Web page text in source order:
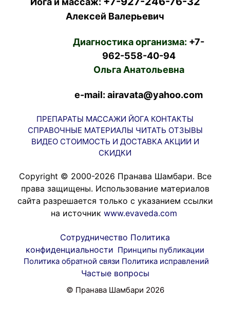
Алексей Валерьевич
Диагностика организма: +7-
962-558-40-94
Ольга Анатольевна
e-mail: airavata@yahoo.com
ПРЕПАРАТЫ МАССАЖИ ЙОГА КОНТАКТЫ
СПРАВОЧНЫЕ МАТЕРИАЛЫ ЧИТАТЬ ОТЗЫВЫ
ВИДЕО СТОИМОСТЬ И ДОСТАВКА АКЦИИ И
СКИДКИ
Copyright © 2000-2026 Пранава Шамбари. Все
права защищены. Использование материалов
сайта разрешается только с указанием ссылки
на источник www.evaveda.com
Сотрудничество Политика
конфиденциальности Принципы публикации
Политика обратной связи Политика исправлений
Частые вопросы
© Пранава Шамбари 2026